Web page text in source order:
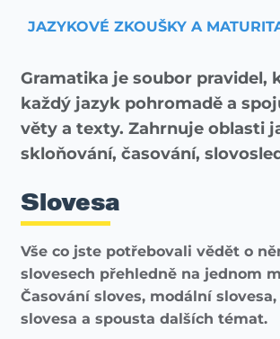
JAZYKOVÉ ZKOUŠKY A
Gramatika je soubor pravidel,
každý jazyk pohromadě a
věty a texty. Zahrnuje oblasti
skloňování, časování,
Slovesa
Vše co jste potřebovali vědět o
slovesech přehledně na jednom
Časování sloves, modální
slovesa a spousta dalších témat.